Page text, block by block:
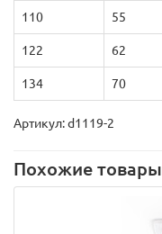
110 55
122 62
134 70
Артикул: d1119-2
Похожие товары